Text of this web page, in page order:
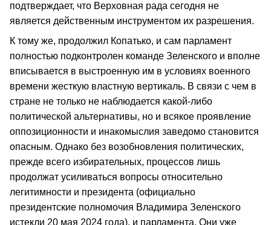
подтверждает, что Верховная рада сегодня не
является действенным инструментом их разрешения.
К тому же, продолжил Копатько, и сам парламент
полностью подконтролен команде Зеленского и вполне
вписывается в выстроенную им в условиях военного
времени жесткую властную вертикаль. В связи с чем в
стране не только не наблюдается какой-либо
политической альтернативы, но и всякое проявление
оппозиционности и инакомыслия заведомо становится
опасным. Однако без возобновления политических,
прежде всего избирательных, процессов лишь
продолжат усиливаться вопросы относительно
легитимности и президента (официально
президентские полномочия Владимира Зеленского
истекли 20 мая 2024 года), и парламента. Они уже